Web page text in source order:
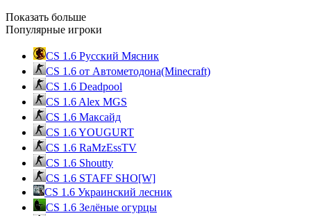
Показать больше
Популярные игроки
CS 1.6 Русский Мясник
CS 1.6 от Автометодона(Minecraft)
CS 1.6 Deadpool
CS 1.6 Alex MGS
CS 1.6 Максайд
CS 1.6 YOUGURT
CS 1.6 RaMzEssTV
CS 1.6 Shoutty
CS 1.6 STAFF SHO[W]
CS 1.6 Украинский лесник
CS 1.6 Зелёные огурцы